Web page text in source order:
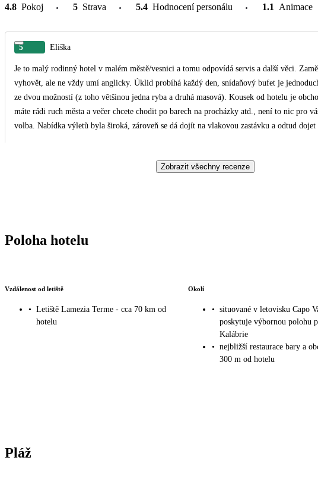
4.8 Pokoj 5 Strava 5.4 Hodnocení personálu 1.1 Animace
5 Eliška
Je to malý rodinný hotel v malém městě/vesnici a tomu odpovídá servis a další věci.
vyhovět, ale ne vždy umí anglicky. Úklid probíhá každý den, snídaňový bufet je
ze dvou možností (z toho většinou jedna ryba a druhá masová). Kousek od hotelu je
máte rádi ruch města a večer chcete chodit po barech na procházky atd., není to nic pro
volba. Nabídka výletů byla široká, zároveň se dá dojít na vlakovou zastávku a odtud dojet
Zobrazit všechny recenze
Poloha hotelu
Vzdálenost od letiště
• Letiště Lamezia Terme - cca 70 km od
hotelu
Okolí
• situované v letovisku Capo
poskytuje výbornou polohu
Kalábrie
• nejbližší restaurace bary a
300 m od hotelu
Pláž